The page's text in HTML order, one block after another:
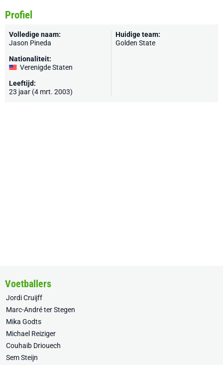
Profiel
Volledige naam:
Jason Pineda
Nationaliteit:
Verenigde Staten
Leeftijd:
23 jaar (4 mrt. 2003)
Huidige team:
Golden State
Voetballers
Jordi Cruijff
Marc-André ter Stegen
Mika Godts
Michael Reiziger
Couhaib Driouech
Sem Steijn